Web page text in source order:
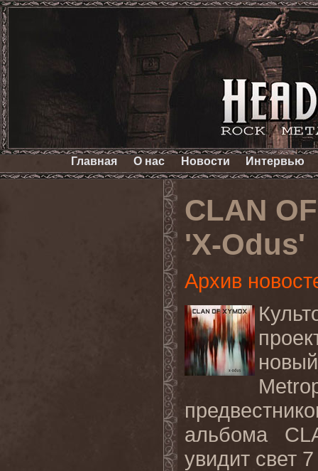
Главная О нас Новости Интервью
CLAN
'X-Odus'
Архив
альбома
увидит свет